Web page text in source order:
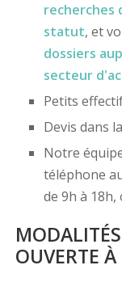
recherches
statut, et
dossiers
secteur
Petits
Devis dans
Notre
téléphone
de 9h à
OUVERTE